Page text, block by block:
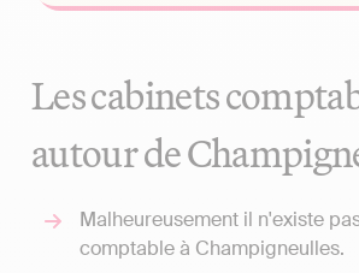
Les cabinets
autour de
Malheureusement il n'existe
comptable à Champigneulles.